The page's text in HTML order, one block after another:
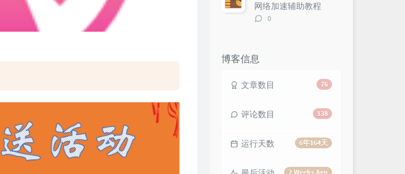
网络加速辅助教程
评
0
博客信息
76
文章数目
138
评论数目
6年164天
运行天数
2 Weeks Ago